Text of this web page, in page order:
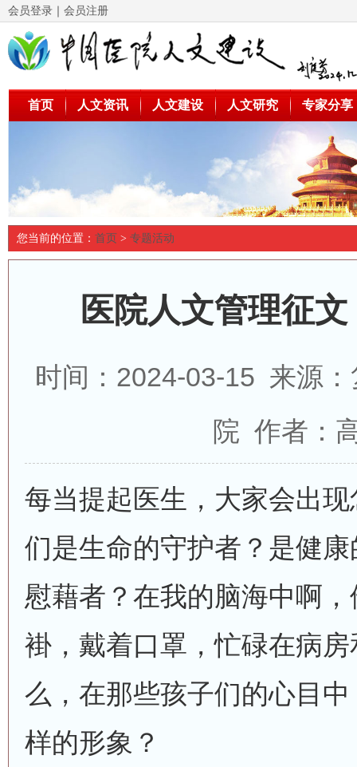
会员登录 ｜ 会员注册
首页 人文资讯 人文建设 人文研究 专家分享
您当前的位置： 首页 > 专题活动
医院人文管理征
时间：2024-03-15 来源
院 作者：
每当提起医生，大家会出
们是生命的守护者？是健
慰藉者？在我的脑海中啊
褂，戴着口罩，忙碌在病
么，在那些孩子们的心目
样的形象？